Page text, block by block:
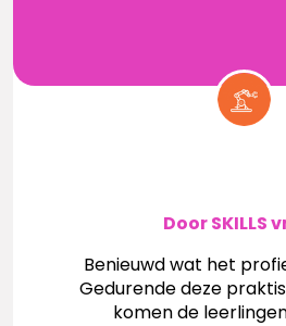
Door SKILLS
Benieuwd wat het
Gedurende deze
komen de